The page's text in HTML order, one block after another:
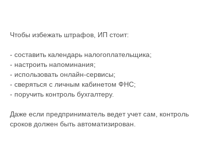
Чтобы избежать штрафов, ИП стоит:
- составить календарь налогоплательщика;
- настроить напоминания;
- использовать онлайн-сервисы;
- сверяться с личным кабинетом ФНС;
- поручить контроль бухгалтеру.
Даже если предприниматель ведет учет сам, контроль
сроков должен быть автоматизирован.